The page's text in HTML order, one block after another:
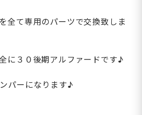
全て専用のパーツで交換致しま
に３０後期アルファードです♪
パーになります♪